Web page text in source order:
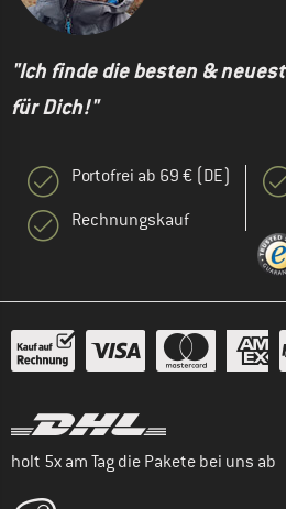
"Ich finde die besten &
für Dich!"
Portofrei ab 69 € (DE)
Rechnungskauf
holt 5x am Tag die Pakete bei uns ab